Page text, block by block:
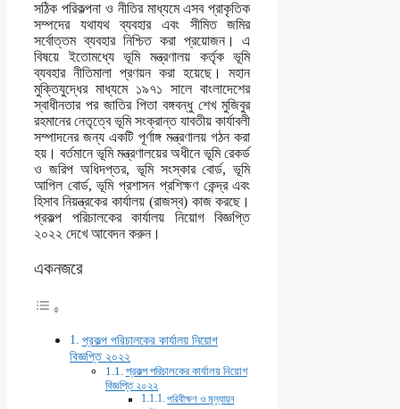
সঠিক পরিকল্পনা ও নীতির মাধ্যমে এসব প্রাকৃতিক
সম্পদের যথাযথ ব্যবহার এবং সীমিত জমির
সর্বোত্তম ব্যবহার নিশ্চিত করা প্রয়োজন। এ
বিষয়ে ইতোমধ্যে ভূমি মন্ত্রণালয় কর্তৃক ভূমি
ব্যবহার নীতিমালা প্রণয়ন করা হয়েছে। মহান
মুক্তিযুদ্ধের মাধ্যমে ১৯৭১ সালে বাংলাদেশের
স্বাধীনতার পর জাতির পিতা বঙ্গবন্ধু শেখ মুজিবুর
রহমানের নেতৃত্বে ভূমি সংক্রান্ত যাবতীয় কার্যাবলী
সম্পাদনের জন্য একটি পূর্ণাঙ্গ মন্ত্রণালয় গঠন করা
হয়। বর্তমানে ভূমি মন্ত্রণালয়ের অধীনে ভূমি রেকর্ড
ও জরিপ অধিদপ্তর, ভূমি সংস্কার বোর্ড, ভূমি
আপিল বোর্ড, ভূমি প্রশাসন প্রশিক্ষণ কেন্দ্র এবং
হিসাব নিয়ন্ত্রকের কার্যালয় (রাজস্ব) কাজ করছে।
প্রকল্প পরিচালকের কার্যালয় নিয়োগ বিজ্ঞপ্তি
২০২২ দেখে আবেদন করুন।
একনজরে
প্রকল্প পরিচালকের কার্যালয় নিয়োগ
বিজ্ঞপ্তি ২০২২
প্রকল্প পরিচালকের কার্যালয় নিয়োগ
বিজ্ঞপ্তি ২০২২
পরিবীক্ষণ ও মূল্যায়ন